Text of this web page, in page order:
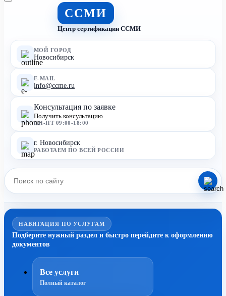
ССМИ
Центр сертификации ССМИ
МОЙ ГОРОД
Новосибирск
E-MAIL
info@ccme.ru
Консультация по заявке
Получить консультацию
ПН-ПТ 09:00-18:00
г. Новосибирск
РАБОТАЕМ ПО ВСЕЙ РОССИИ
НАВИГАЦИЯ ПО УСЛУГАМ
Подберите нужный раздел и быстро перейдите к оформлению
документов
Все услуги
Полный каталог